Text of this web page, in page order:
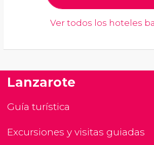
Ver todos los hoteles
Lanzarote
Guía turística
Excursiones y visitas guiadas